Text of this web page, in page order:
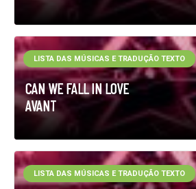
CAN WE FALL IN LOVE
AVANT
LISTA DAS MÚSICAS E TRADUÇÃO TEXTO
LISTA DAS MÚSICAS E TRADUÇÃO TEXTO